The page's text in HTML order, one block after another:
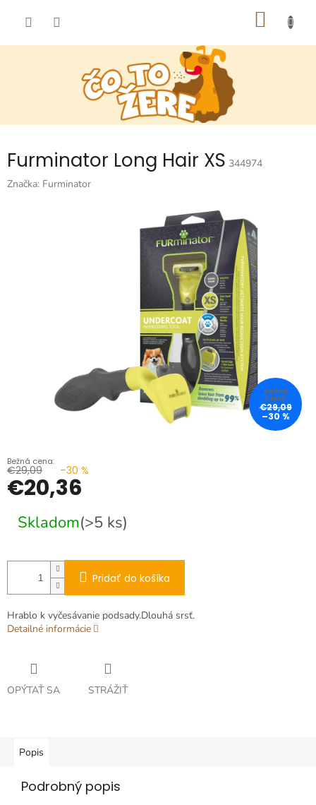
Furminator Long Hair XS 344974
Značka: Furminator
€29,09
–30 %
€29,09 –30 %
€20,36
cena:
Skladom(>5 ks)
Pridať do košíka
Hrablo k vyčesávanie podsady.Dlouhá srsť.
Detailné informácie
OPÝTAŤ SA STRÁŽIŤ
Popis
Podrobný popis